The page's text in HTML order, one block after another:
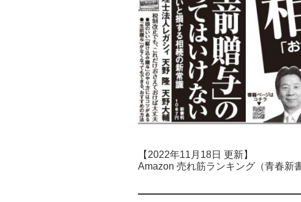
【2022年11月18日 更新】
Amazon 売れ筋ランキング（青春新